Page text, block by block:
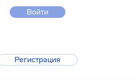
Войти
Регистрация